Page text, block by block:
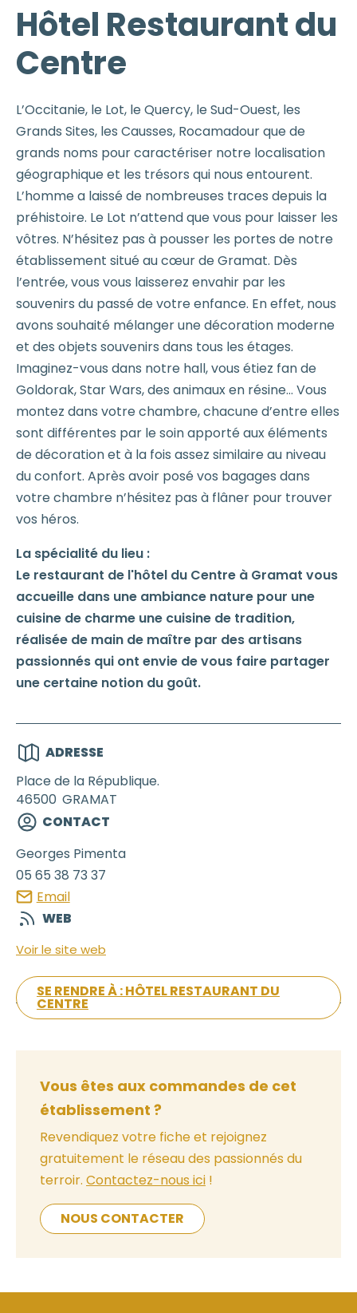
Hôtel Restaurant du
Centre
L’Occitanie, le Lot, le Quercy, le Sud-Ouest, les
Grands Sites, les Causses, Rocamadour que de
grands noms pour caractériser notre localisation
géographique et les trésors qui nous entourent.
L’homme a laissé de nombreuses traces depuis la
préhistoire. Le Lot n’attend que vous pour laisser les
vôtres. N’hésitez pas à pousser les portes de notre
établissement situé au cœur de Gramat. Dès
l’entrée, vous vous laisserez envahir par les
souvenirs du passé de votre enfance. En effet, nous
avons souhaité mélanger une décoration moderne
et des objets souvenirs dans tous les étages.
Imaginez-vous dans notre hall, vous étiez fan de
Goldorak, Star Wars, des animaux en résine… Vous
montez dans votre chambre, chacune d’entre elles
sont différentes par le soin apporté aux éléments
de décoration et à la fois assez similaire au niveau
du confort. Après avoir posé vos bagages dans
votre chambre n’hésitez pas à flâner pour trouver
vos héros.
La spécialité du lieu :
Le restaurant de l'hôtel du Centre à Gramat vous
accueille dans une ambiance nature pour une
cuisine de charme une cuisine de tradition,
réalisée de main de maître par des artisans
passionnés qui ont envie de vous faire partager
une certaine notion du goût.
ADRESSE
Place de la République.
46500 GRAMAT
CONTACT
Georges Pimenta
05 65 38 73 37
Email
WEB
Voir le site web
SE RENDRE À : HÔTEL RESTAURANT DU
CENTRE
Vous êtes aux commandes de cet
établissement ?
Revendiquez votre fiche et rejoignez
gratuitement le réseau des passionnés du
terroir. Contactez-nous ici !
NOUS CONTACTER